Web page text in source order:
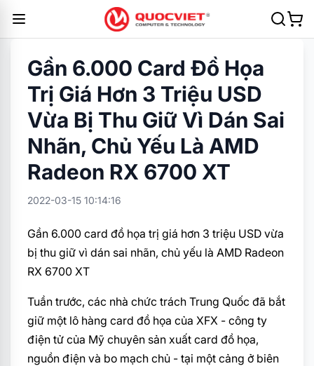
Gần 6.000 Card Đồ Họa
Trị Giá Hơn 3 Triệu USD
Vừa Bị Thu Giữ Vì Dán Sai
Nhãn, Chủ Yếu Là AMD
Radeon RX 6700 XT
2022-03-15 10:14:16
Gần 6.000 card đồ họa trị giá hơn 3 triệu USD vừa
bị thu giữ vì dán sai nhãn, chủ yếu là AMD Radeon
RX 6700 XT
Tuần trước, các nhà chức trách Trung Quốc đã bắt
giữ một lô hàng card đồ họa của XFX - công ty
điện tử của Mỹ chuyên sản xuất card đồ họa,
nguồn điện và bo mạch chủ - tại một cảng ở biên